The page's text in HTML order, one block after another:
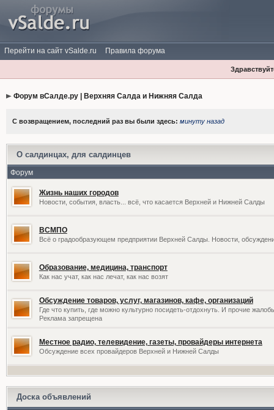
Перейти на сайт vSalde.ru Правила форума
Форум вСалде.ру | Верхняя Салда и Нижняя Салда
С возвращением, последний раз вы были здесь: минуту назад
О салдинцах, для салдинцев
Форум
Жизнь наших городов
Новости, события, власть... всё, что касается Верхней и Нижней Салды
ВСМПО
Всё о градообразующем предприятии Верхней Салды. Новости,
Образование, медицина, транспорт
Как нас учат, как нас лечат, как нас возят
Обсуждение товаров, услуг, магазинов, кафе, организаций
Где что купить, где можно культурно посидеть-отдохнуть. И прочие
Реклама запрещена
Местное радио, телевидение, газеты, провайдеры интернета
Обсуждение всех провайдеров Верхней и Нижней Салды
Доска объявлений